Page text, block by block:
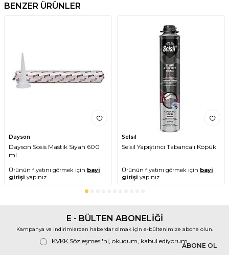
BENZER ÜRÜNLER
Dayson
Dayson Sosis Mastik Siyah 600
ml
Ürünün fiyatını görmek için bayi
girişi yapınız
Selsil
Selsil Yapıştırıcı Tabancalı Köpük
Ürünün fiyatını görmek için bayi
girişi yapınız
E - BÜLTEN ABONELİĞİ
Kampanya ve indirimlerden haberdar olmak için e-bültenimize abone olun.
ABONE OL
KVKK Sözleşmesi'ni , okudum, kabul ediyorum.